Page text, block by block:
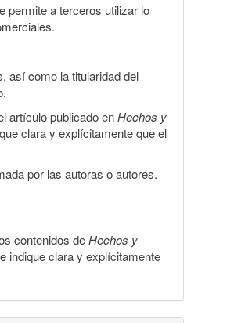
permite a terceros utilizar lo
así como la titularidad del
artículo publicado enHechos y
clara y explícitamente que el
por las autoras o autores.
contenidos deHechos y
indique clara y explícitamente